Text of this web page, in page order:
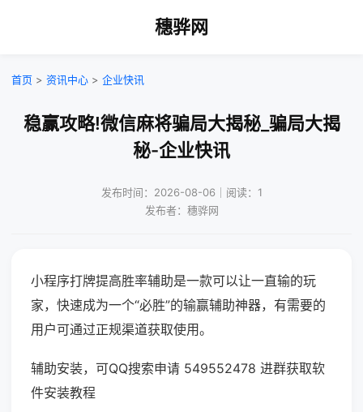
穗骅网
首页 > 资讯中心 > 企业快讯
稳赢攻略!微信麻将骗局大揭秘_骗局大揭
秘-企业快讯
发布时间：2026-08-06｜阅读：1
发布者：穗骅网
小程序打牌提高胜率辅助是一款可以让一直输的玩
家，快速成为一个“必胜”的输赢辅助神器，有需要的
用户可通过正规渠道获取使用。
辅助安装，可QQ搜索申请 549552478 进群获取软
件安装教程